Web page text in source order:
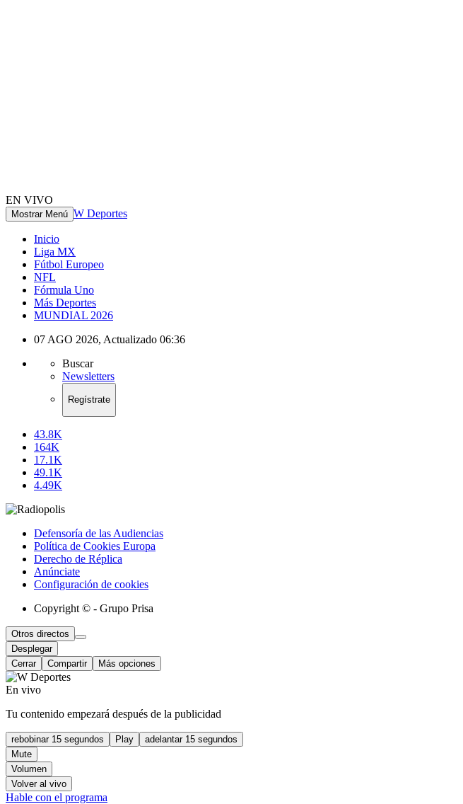
EN VIVO
Mostrar Menú W Deportes
Inicio
Liga MX
Fútbol Europeo
NFL
Fórmula Uno
Más Deportes
MUNDIAL 2026
07 AGO 2026, Actualizado 06:36
Buscar
Newsletters
Regístrate
43.8K
164K
17.1K
49.1K
4.49K
Defensoría de las Audiencias
Política de Cookies Europa
Derecho de Réplica
Anúnciate
Configuración de cookies
Copyright © - Grupo Prisa
Otros directos
Desplegar
Cerrar
Compartir Más opciones
En vivo
Tu contenido empezará después de la publicidad
rebobinar 15 segundos Play
adelantar 15 segundos
Mute
Volumen
Volver al vivo
Hable con el programa